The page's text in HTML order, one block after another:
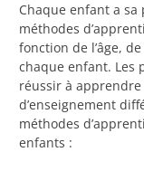
Chaque enfant a sa
méthodes
fonction de l’âge,
chaque enfant. Les
réussir à
d’enseignement
méthodes
enfants :